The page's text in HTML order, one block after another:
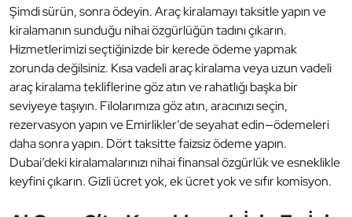
Şimdi sürün, sonra ödeyin. Araç kiralamayı taksitle yapın ve
kiralamanın sunduğu nihai özgürlüğün tadını çıkarın.
Hizmetlerimizi seçtiğinizde bir kerede ödeme yapmak
zorunda değilsiniz. Kısa vadeli araç kiralama veya uzun vadeli
araç kiralama tekliflerine göz atın ve rahatlığı başka bir
seviyeye taşıyın. Filolarımıza göz atın, aracınızı seçin,
rezervasyon yapın ve Emirlikler’de seyahat edin—ödemeleri
daha sonra yapın. Dört taksitte faizsiz ödeme yapın.
Dubai’deki kiralamalarınızı nihai finansal özgürlük ve esneklikle
keyfini çıkarın. Gizli ücret yok, ek ücret yok ve sıfır komisyon.